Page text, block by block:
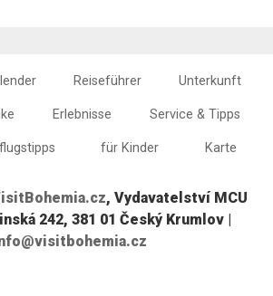
Reiseführer Unterkunft
Erlebnisse Service & Tipps
für Kinder Karte
, Vydavatelství MCU
242, 381 01 Český Krumlov |